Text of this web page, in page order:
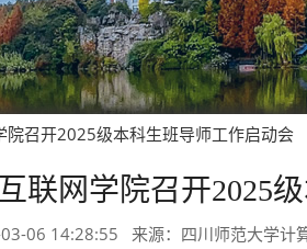
召开2025级本科生班导师工作启动会
联网学院召开2025
06 14:28:55 来源：四川师范大学计